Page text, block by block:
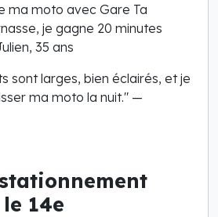
ma moto avec Gare Ta
je gagne 20 minutes
35 ans
sont larges, bien éclairés, et je
ma moto la nuit." —
14e